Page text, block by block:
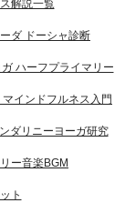
解説一覧
ダ ドーシャ診断
ハーフプライマリー
インドフルネス入門
ダリニーヨーガ研究
ー音楽BGM
ト